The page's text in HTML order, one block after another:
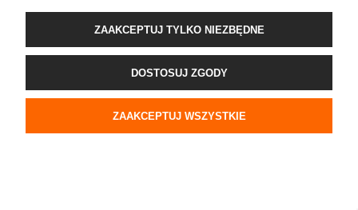
ZAAKCEPTUJ TYLKO NIEZBĘDNE
DOSTOSUJ ZGODY
ZAAKCEPTUJ WSZYSTKIE